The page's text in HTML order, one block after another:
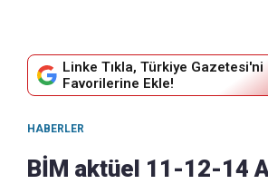
Linke Tıkla, Türkiye Gazetesi'ni
Favorilerine Ekle!
HABERLER
BİM aktüel 11-12-14